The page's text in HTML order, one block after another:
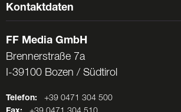
Kontaktdaten
FF Media GmbH
Brennerstraße 7a
I-39100 Bozen / Südtirol
Telefon: +39 0471 304 500